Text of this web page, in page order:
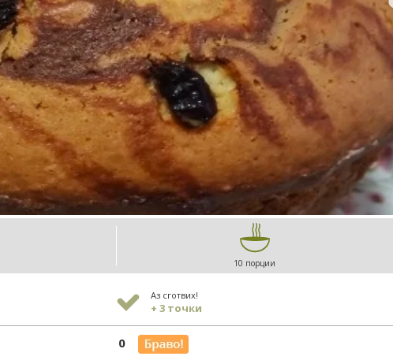
10 порции
Аз сготвих!
+ 3 точки
0